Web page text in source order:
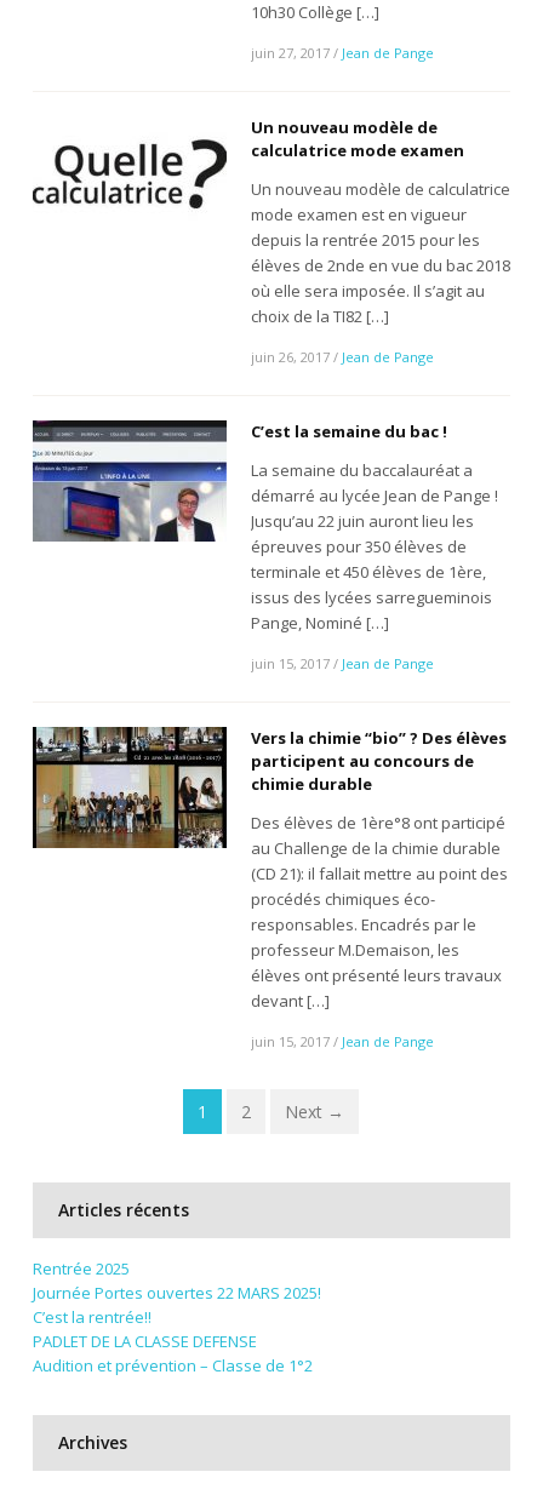
10h30 Collège […]
juin 27, 2017/ Jean de Pange
Un nouveau modèle de
calculatrice mode examen
Un nouveau modèle de calculatrice
mode examen est en vigueur
depuis la rentrée 2015 pour les
élèves de 2nde en vue du bac 2018
où elle sera imposée. Il s’agit au
choix de la TI82 […]
juin 26, 2017/ Jean de Pange
C’est la semaine du bac !
La semaine du baccalauréat a
démarré au lycée Jean de Pange !
Jusqu’au 22 juin auront lieu les
épreuves pour 350 élèves de
terminale et 450 élèves de 1ère,
issus des lycées sarregueminois
Pange, Nominé […]
juin 15, 2017/ Jean de Pange
Vers la chimie “bio” ? Des élèves
participent au concours de
chimie durable
Des élèves de 1ère°8 ont participé
au Challenge de la chimie durable
(CD 21): il fallait mettre au point des
procédés chimiques éco-
responsables. Encadrés par le
professeur M.Demaison, les
élèves ont présenté leurs travaux
devant […]
juin 15, 2017/ Jean de Pange
1 2 Next →
Articles récents
Rentrée 2025
Journée Portes ouvertes 22 MARS 2025!
C’est la rentrée!!
PADLET DE LA CLASSE DEFENSE
Audition et prévention – Classe de 1°2
Archives